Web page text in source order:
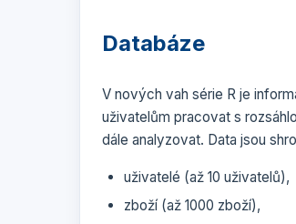
Databáze
V nových vah série R je
uživatelům pracovat s
dále analyzovat. Data jsou
uživatelé (až 10 uživatelů),
zboží (až 1000 zboží),